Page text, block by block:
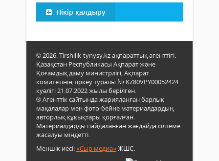
Пікір қалдыру
© 2026. Tirshilik-tynysy.kz ақпараттық агенттігі.
Қазақстан Республикасы Ақпарат және
Қоғамдық даму министрлігі, Ақпарат
комитетінің тіркеу туралы № KZ80VPY00052424
куәлігі 21.07.2022 жылы берілген.
® Агенттік сайтында жарияланған барлық
мақалалар мен фото-бейне материалдардың
авторлық құқықтары қорғалған.
Материалдарды пайдаланған жағдайда сілтеме
жасалуы міндетті.
Меншік иесі:«Сыр медиа»ЖШС.